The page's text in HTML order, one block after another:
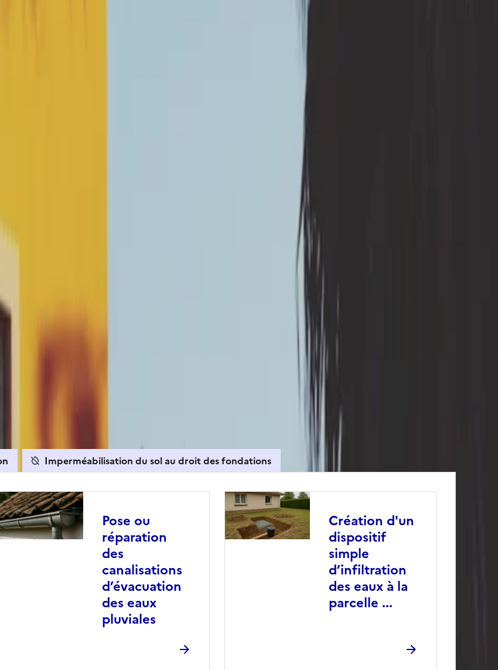
moindre qu’un sol sableux. Vérifier la perméabilité du sol est essentiel pour
le phénomène du retrait-gonflement des argiles. Ce test est subventionnable
?
Imperméabilisation du sol au droit des fondations
Pose ou
réparation
des
canalisations
d’évacuation
des eaux
pluviales
Création d'un
dispositif
simple
d’infiltration
des eaux à la
parcelle ...